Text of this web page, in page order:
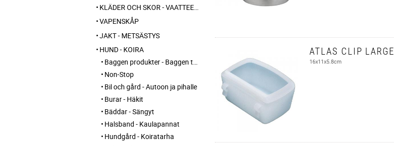
ATLAS CLIP LARGE
16x11x5.8cm
KLÄDER OCH SKOR - VAATTEET JA KENGÄT
VAPENSKÅP
JAKT - METSÄSTYS
HUND - KOIRA
Baggen produkter - Baggen tuotteet
Non-Stop
Bil och gård - Autoon ja pihalle
Burar - Häkit
Bäddar - Sängyt
Halsband - Kaulapannat
Hundgård - Koiratarha